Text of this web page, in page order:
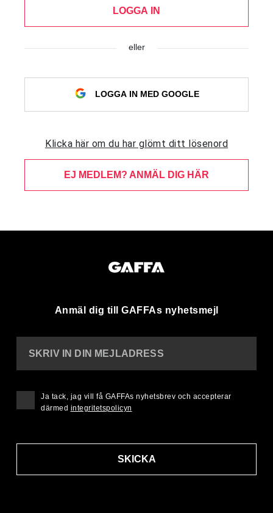
LOGGA IN
eller
LOGGA IN MED GOOGLE
Klicka här om du har glömt ditt lösenord
EJ MEDLEM? ANMÄL DIG HÄR
Anmäl dig till GAFFAs nyhetsmejl
SKRIV IN DIN MEJLADRESS
SKICKA
Ja tack, jag vill få GAFFAs nyhetsbrev och accepterar
därmed integritetspolicyn